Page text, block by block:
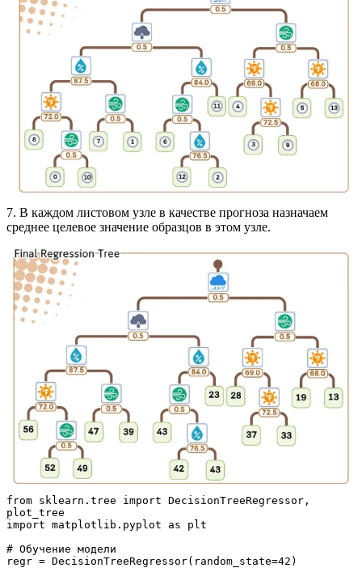
7. В каждом листовом узле в качестве прогноза назначаем
среднее целевое значение образцов в этом узле.
from sklearn.tree import DecisionTreeRegressor,
plot_tree
import matplotlib.pyplot as plt
# Обучение модели
regr = DecisionTreeRegressor(random_state=42)